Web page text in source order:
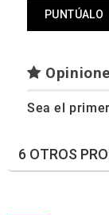
PUNTÚALO
Sea el
6 OTROS